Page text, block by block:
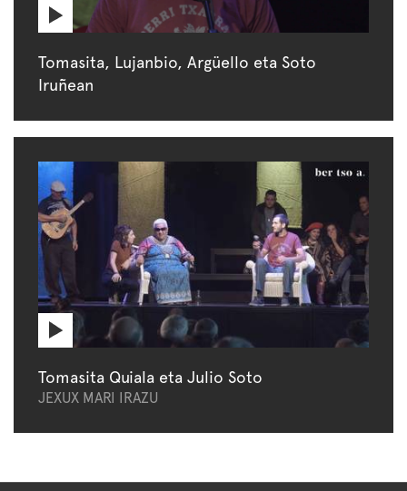
Tomasita, Lujanbio, Argüello eta Soto
Iruñean
Tomasita Quiala eta Julio Soto
JEXUX MARI IRAZU